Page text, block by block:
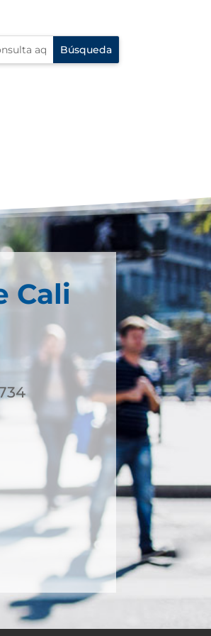
Cali